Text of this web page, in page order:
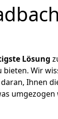
Lösung
bieten. Wir
Ihnen